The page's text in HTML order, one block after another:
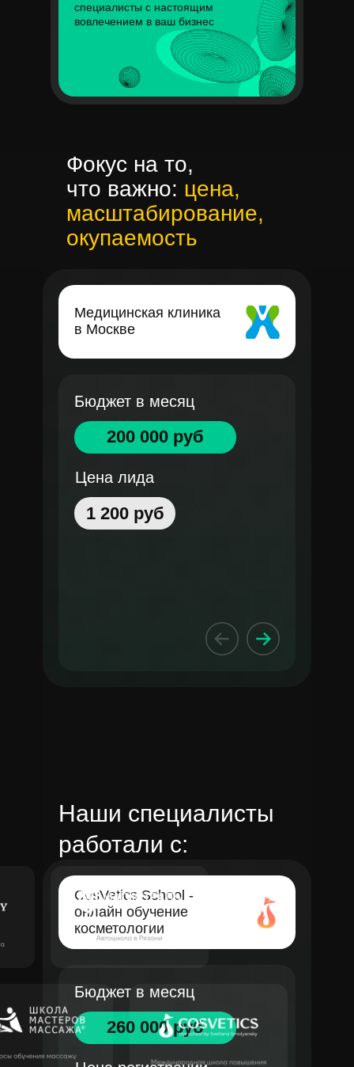
специалисты с настоящим
вовлечением в ваш бизнес
Фокус на то,
что важно: цена,
масштабирование,
окупаемость
200 000 руб
Бюджет в месяц
1 200 руб
Цена лида
Медицинская клиника
в Москве
260 000 руб
Бюджет в месяц
CosVetics School -
онлайн обучение
косметологии
Наши специалисты
работали с: